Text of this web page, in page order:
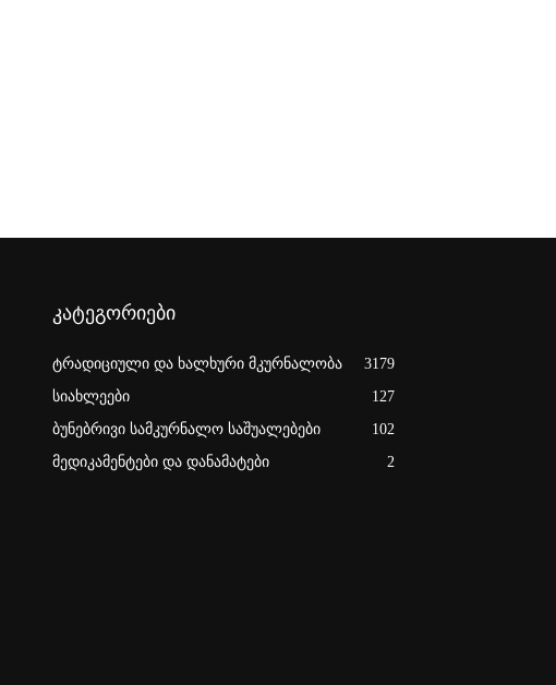
კატეგორიები
ტრადიციული და ხალხური მკურნალობა
3179
სიახლეები
127
ბუნებრივი სამკურნალო საშუალებები
102
მედიკამენტები და დანამატები
2